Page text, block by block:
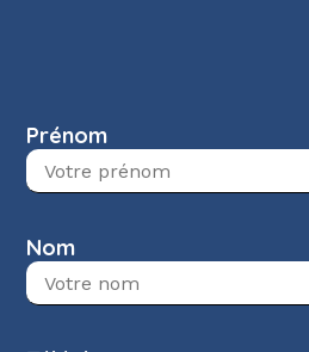
Prénom
Nom